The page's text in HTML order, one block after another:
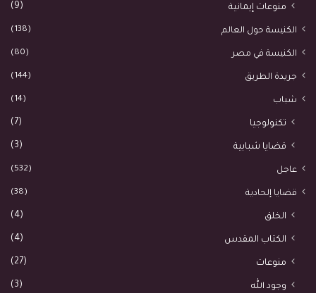
منوعات إيمانية (9)
الكنيسة حول العالم (138)
الكنيسة في مصر (80)
جريدة الطريق (144)
شباب (14)
تكنولوجيا (7)
قضايا شبابية (3)
عاجل (532)
قضايا إلحادية (38)
الخلق (4)
الكتاب المقدس (4)
منوعات (27)
وجود الله (3)